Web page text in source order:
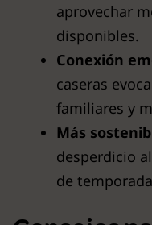
aprovechar
disponibles.
Conexión
caseras
familiares y
Más
desperdicio
de